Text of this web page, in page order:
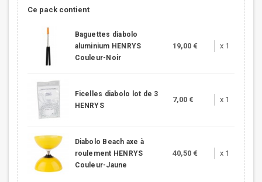
Ce pack contient
Baguettes diabolo
aluminium HENRYS
Couleur-Noir
19,00 € x 1
Ficelles diabolo lot de 3
HENRYS
7,00 € x 1
Diabolo Beach axe à
roulement HENRYS
Couleur-Jaune
40,50 € x 1